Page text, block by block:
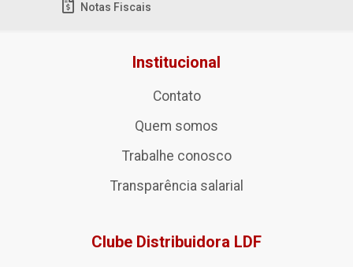
Notas Fiscais
Institucional
Contato
Quem somos
Trabalhe conosco
Transparência salarial
Clube Distribuidora LDF